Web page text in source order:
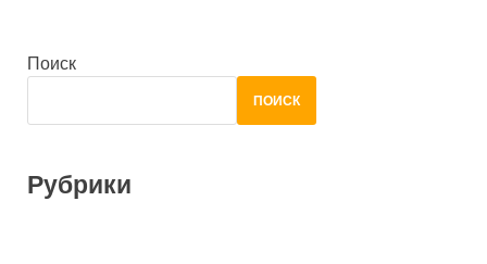
Поиск
ПОИСК
Рубрики